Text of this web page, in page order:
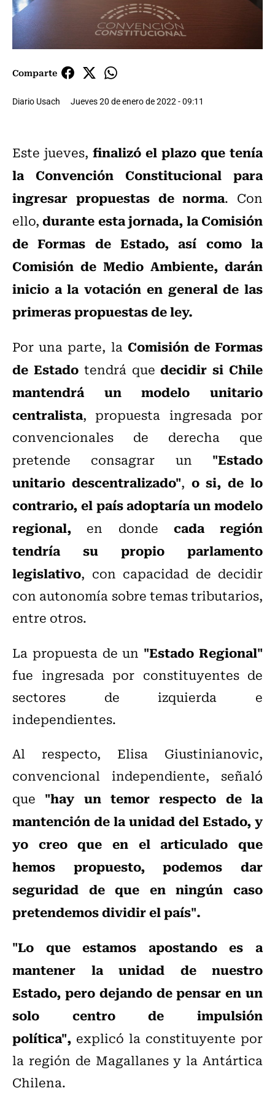
Comparte
Diario Usach Jueves 20 de enero de 2022 - 09:11
Este jueves, finalizó el plazo que tenía
la Convención Constitucional para
ingresar propuestas de norma. Con
ello,durante esta jornada, la Comisión
de Formas de Estado, así como la
Comisión de Medio Ambiente, darán
inicio a la votación en general de las
primeras propuestas de ley.
Por una parte, la Comisión de Formas
de Estadotendrá quedecidir si Chile
mantendrá un modelo unitario
centralista, propuesta ingresada por
convencionales de derecha que
pretende consagrar un "Estado
unitario descentralizado", o si, de lo
contrario, el país adoptaría un modelo
regional, en donde cada región
tendría su propio parlamento
legislativo, con capacidad de decidir
con autonomía sobre temas tributarios,
entre otros.
La propuesta de un "Estado Regional"
fue ingresada por constituyentes de
sectores de izquierda e
independientes.
Al respecto, Elisa Giustinianovic,
convencional independiente, señaló
que "hay un temor respecto de la
mantención de la unidad del Estado, y
yo creo que en el articulado que
hemos propuesto, podemos dar
seguridad de que en ningún caso
pretendemos dividir el país".
"Lo que estamos apostando es a
mantener la unidad de nuestro
Estado, pero dejando de pensar en un
solo centro de impulsión
política", explicó la constituyente por
la región de Magallanes y la Antártica
Chilena.